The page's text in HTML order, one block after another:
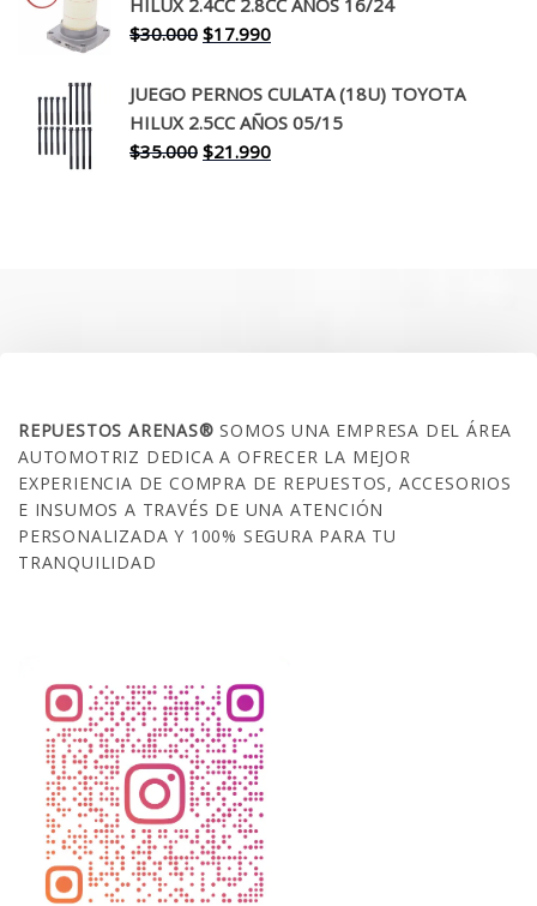
$260.000.
HILUX 2.4CC 2.8CC AÑOS 16/24
$30.000 El
original
era:
$30.000.
$17.990El
actual
es:
$17.990.
JUEGO PERNOS CULATA (18U) TOYOTA
HILUX 2.5CC AÑOS 05/15
$35.000 El
$21.990El
REPUESTOS ARENAS®SOMOS UNA EMPRESA DEL ÁREA
AUTOMOTRIZ DEDICA A OFRECER LA MEJOR
EXPERIENCIA DE COMPRA DE REPUESTOS, ACCESORIOS
E INSUMOS A TRAVÉS DE UNA ATENCIÓN
PERSONALIZADA Y 100% SEGURA PARA TU
TRANQUILIDAD